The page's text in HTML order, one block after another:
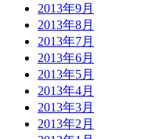
2013年9月
2013年8月
2013年7月
2013年6月
2013年5月
2013年4月
2013年3月
2013年2月